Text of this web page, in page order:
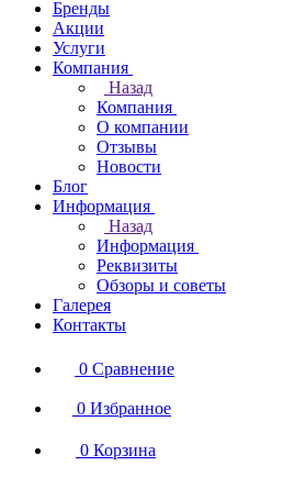
Бренды
Акции
Услуги
Компания
Назад
Компания
О компании
Отзывы
Новости
Блог
Информация
Назад
Информация
Реквизиты
Обзоры и советы
Галерея
Контакты
0 Сравнение
0 Избранное
0 Корзина